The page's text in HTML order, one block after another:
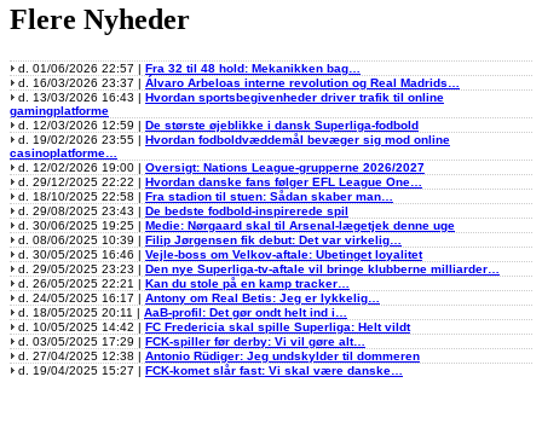
Flere Nyheder
d. 01/06/2026 22:57 | Fra 32 til 48 hold: Mekanikken bag…
d. 16/03/2026 23:37 | Álvaro Arbeloas interne revolution og Real Madrids…
d. 13/03/2026 16:43 | Hvordan sportsbegivenheder driver trafik til online
gamingplatforme
d. 12/03/2026 12:59 | De største øjeblikke i dansk Superliga-fodbold
d. 19/02/2026 23:55 | Hvordan fodboldvæddemål bevæger sig mod online
casinoplatforme…
d. 12/02/2026 19:00 | Oversigt: Nations League-grupperne 2026/2027
d. 29/12/2025 22:22 | Hvordan danske fans følger EFL League One…
d. 18/10/2025 22:58 | Fra stadion til stuen: Sådan skaber man…
d. 29/08/2025 23:43 | De bedste fodbold-inspirerede spil
d. 30/06/2025 19:25 | Medie: Nørgaard skal til Arsenal-lægetjek denne uge
d. 08/06/2025 10:39 | Filip Jørgensen fik debut: Det var virkelig…
d. 30/05/2025 16:46 | Vejle-boss om Velkov-aftale: Ubetinget loyalitet
d. 29/05/2025 23:23 | Den nye Superliga-tv-aftale vil bringe klubberne milliarder…
d. 26/05/2025 22:21 | Kan du stole på en kamp tracker…
d. 24/05/2025 16:17 | Antony om Real Betis: Jeg er lykkelig…
d. 18/05/2025 20:11 | AaB-profil: Det gør ondt helt ind i…
d. 10/05/2025 14:42 | FC Fredericia skal spille Superliga: Helt vildt
d. 03/05/2025 17:29 | FCK-spiller før derby: Vi vil gøre alt…
d. 27/04/2025 12:38 | Antonio Rüdiger: Jeg undskylder til dommeren
d. 19/04/2025 15:27 | FCK-komet slår fast: Vi skal være danske…